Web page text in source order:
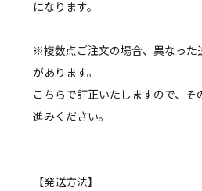
になります。
※複数点ご注文の場合、異なった
があります。
こちらで訂正いたしますので、
進みください。
【発送方法】